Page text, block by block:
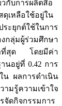
กับการผลิตสื่อ
ดุเหลือใช้อยู่ใน
ะยุกต์ใช้ในการ
กลุ่มผู้ร่วมศึกษา
กที่สุด โดยมีค่า
นอยู่ที่ 0.42 การ
น ผลการดำเนิน
มรู้ความเข้าใจ
จัดกิจกรรมการ